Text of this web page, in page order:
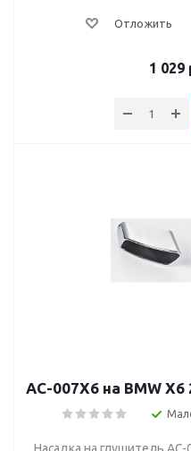
Отложить
1 029
AC-007X6 на BMW